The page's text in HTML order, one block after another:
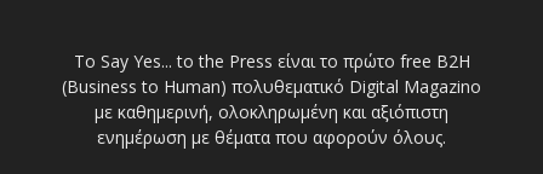
Το Say Yes... to the Press είναι το πρώτο free Β2Η
(Business to Human) πολυθεματικό Digital Magazino
με καθημερινή, ολοκληρωμένη και αξιόπιστη
ενημέρωση με θέματα που αφορούν όλους.